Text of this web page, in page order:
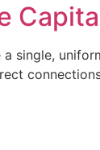
single,